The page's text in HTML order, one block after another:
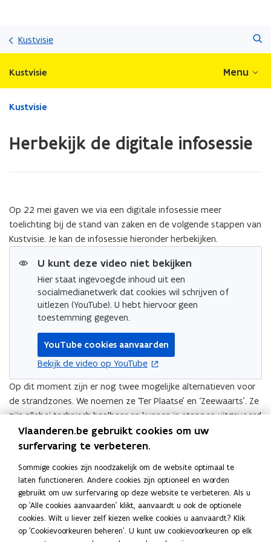
gaan
Kustvisie
Kustvisie Menu
Gedaan
de
digitale
infosessie
Kustvisie
Herbekijk de digitale infosessie
Op 22 mei gaven we via een digitale infosessie meer
toelichting bij de stand van zaken en de volgende stappen van
Kustvisie. Je kan de infosessie hieronder herbekijken.
U kunt deze video niet bekijken
Hier staat ingevoegde inhoud uit een
socialmedianetwerk dat cookies wil schrijven of
uitlezen (YouTube). U hebt hiervoor geen
toestemming gegeven.
YouTube cookies aanvaarden
Bekijk de video op YouTube
opent in nieuw venster
Op dit moment zijn er nog twee mogelijke alternatieven voor
de strandzones. We noemen ze ‘Ter Plaatse’ en ‘Zeewaarts’. Ze
zijn allebei technisch haalbaar en kunnen in stappen uitgevoerd
worden. Lees hier alles over de kansrijke alternatieven voor de
strandzonesen bekijk de filmpjes met ‘mogelijke invullingen’
voorbeelden voor zowel stedelijke invullingen, alsook
voorbeelden in een meer natuurlijke omgeving.
Onze kust telt 4 kusthavens: Zeebrugge, Oostende,
Blankenberge en Nieuwpoort. Voor deze kusthavens vertrekken
Vlaanderen.be gebruikt cookies om uw
surfervaring te verbeteren.
Sommige cookies zijn noodzakelijk om de website optimaal te
laten functioneren. Andere cookies zijn optioneel en worden
gebruikt om uw surfervaring op deze website te verbeteren. Als u
op 'Alle cookies aanvaarden' klikt, aanvaardt u ook de optionele
cookies. Wilt u liever zelf kiezen welke cookies u aanvaardt? Klik
op 'Cookievoorkeuren beheren'. U kunt uw cookievoorkeuren op elk